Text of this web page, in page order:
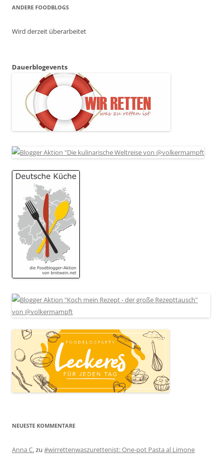
ANDERE FOODBLOGS
Wird derzeit überarbeitet
Dauerblogevents
NEUESTE KOMMENTARE
Anna C.zu #wirrettenwaszurettenist: One-pot Pasta al Limone